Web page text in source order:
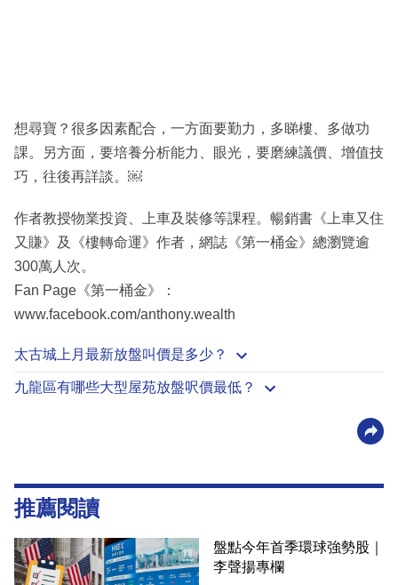
想尋寶？很多因素配合，一方面要勤力，多睇樓、多做功
課。另方面，要培養分析能力、眼光，要磨練議價、增值技
巧，往後再詳談。￼
作者教授物業投資、上車及裝修等課程。暢銷書《上車又住
又賺》及《樓轉命運》作者，網誌《第一桶金》總瀏覽逾
300萬人次。
Fan Page《第一桶金》：
www.facebook.com/anthony.wealth
太古城上月最新放盤叫價是多少？
九龍區有哪些大型屋苑放盤呎價最低？
推薦閱讀
盤點今年首季環球強勢股｜
李聲揚專欄